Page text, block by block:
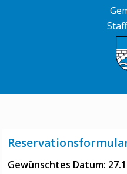
Gewünschtes Datum: